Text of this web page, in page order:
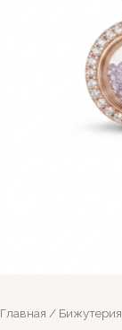
Главная / Бижутерия